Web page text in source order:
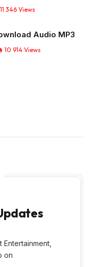
11 346 Views
Audio MP3
10 914 Views
on